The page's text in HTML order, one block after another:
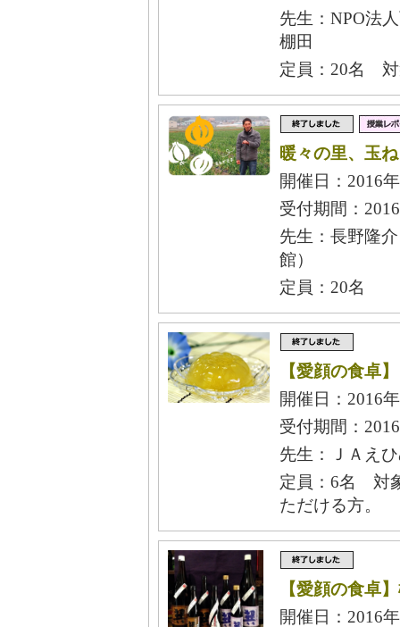
先生：NPO法
棚田
定員：20名 対
暖々の里、玉
開催日：2016
受付期間：
先生：長野隆
館）
定員：20名
【愛顔の食卓
開催日：2016
受付期間：
先生：ＪＡえ
定員：6名 対
ただける方。
【愛顔の食卓
開催日：2016